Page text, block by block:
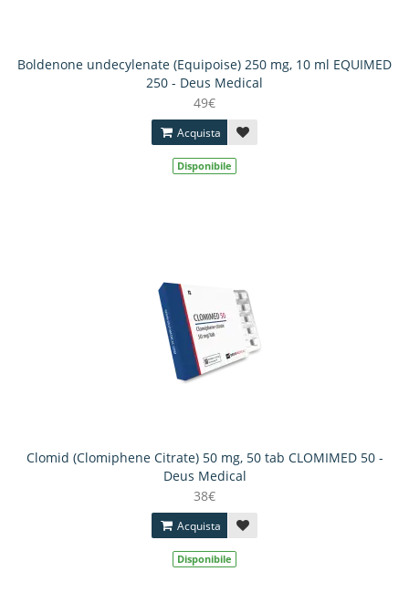
Boldenone undecylenate (Equipoise) 250 mg, 10 ml EQUIMED
250 - Deus Medical
49€
Acquista
Disponibile
Clomid (Clomiphene Citrate) 50 mg, 50 tab CLOMIMED 50 -
Deus Medical
38€
Acquista
Disponibile